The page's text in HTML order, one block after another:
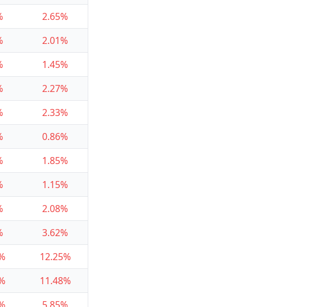
2.65%
2.01%
1.45%
2.27%
2.33%
0.86%
1.85%
1.15%
2.08%
3.62%
12.25%
11.48%